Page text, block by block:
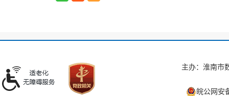
主办：淮南市
皖公网安